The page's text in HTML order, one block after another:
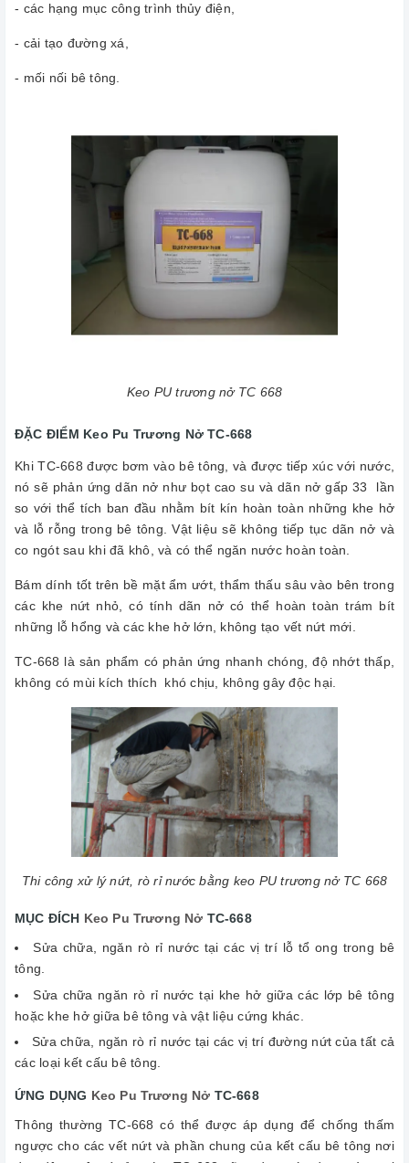
- các hạng mục công trình thủy điện,
- cải tạo đường xá,
- mối nối bê tông.
Keo PU trương nở TC 668
ĐẶC ĐIỂM Keo Pu Trương Nở TC-668
Khi TC-668 được bơm vào bê tông, và được tiếp xúc với nước,
nó sẽ phản ứng dãn nở như bọt cao su và dãn nở gấp 33 lần
so với thể tích ban đầu nhằm bít kín hoàn toàn những khe hở
và lỗ rỗng trong bê tông. Vật liệu sẽ không tiếp tục dãn nở và
co ngót sau khi đã khô, và có thể ngăn nước hoàn toàn.
Bám dính tốt trên bề mặt ẩm ướt, thẩm thấu sâu vào bên trong
các khe nứt nhỏ, có tính dãn nở có thể hoàn toàn trám bít
những lỗ hổng và các khe hở lớn, không tạo vết nứt mới.
TC-668 là sản phẩm có phản ứng nhanh chóng, độ nhớt thấp,
không có mùi kích thích khó chịu, không gây độc hại.
Thi công xử lý nứt, rò rỉ nước bằng keo PU trương nở TC 668
MỤC ĐÍCH Keo Pu Trương Nở TC-668
Sửa chữa, ngăn rò rỉ nước tại các vị trí lỗ tổ ong trong bê
tông.
Sửa chữa ngăn rò rỉ nước tại khe hở giữa các lớp bê tông
hoặc khe hở giữa bê tông và vật liệu cứng khác.
Sửa chữa, ngăn rò rỉ nước tại các vị trí đường nứt của tất cả
các loại kết cấu bê tông.
ỨNG DỤNG Keo Pu Trương Nở TC-668
Thông thường TC-668 có thể được áp dụng để chống thấm
ngược cho các vết nứt và phần chung của kết cấu bê tông nơi